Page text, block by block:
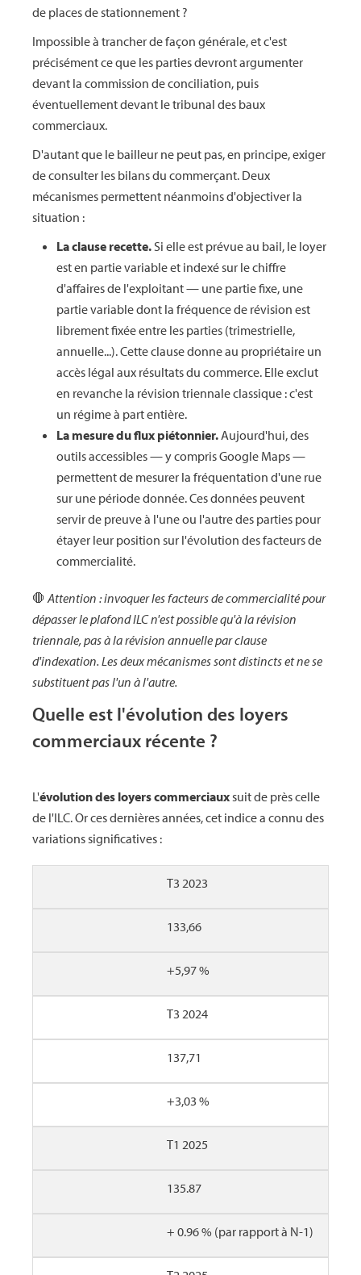
de places de stationnement ?
Impossible à trancher de façon générale, et c'est
précisément ce que les parties devront argumenter
devant la commission de conciliation, puis
éventuellement devant le tribunal des baux
commerciaux.
D'autant que le bailleur ne peut pas, en principe, exiger
de consulter les bilans du commerçant. Deux
mécanismes permettent néanmoins d'objectiver la
situation :
La clause recette. Si elle est prévue au bail, le loyer
est en partie variable et indexé sur le chiffre
d'affaires de l'exploitant — une partie fixe, une
partie variable dont la fréquence de révision est
librement fixée entre les parties (trimestrielle,
annuelle...). Cette clause donne au propriétaire un
accès légal aux résultats du commerce. Elle exclut
en revanche la révision triennale classique : c'est
un régime à part entière.
La mesure du flux piétonnier. Aujourd'hui, des
outils accessibles — y compris Google Maps —
permettent de mesurer la fréquentation d'une rue
sur une période donnée. Ces données peuvent
servir de preuve à l'une ou l'autre des parties pour
étayer leur position sur l'évolution des facteurs de
commercialité.
🛑 Attention : invoquer les facteurs de commercialité pour
dépasser le plafond ILC n'est possible qu'à la révision
triennale, pas à la révision annuelle par clause
d'indexation. Les deux mécanismes sont distincts et ne se
substituent pas l'un à l'autre.
Quelle est l'évolution des loyers
commerciaux récente ?
L'évolution des loyers commerciaux suit de près celle
de l'ILC. Or ces dernières années, cet indice a connu des
variations significatives :
T3 2023
133,66
+5,97 %
T3 2024
137,71
+3,03 %
T1 2025
135.87
+ 0.96 % (par rapport à N-1)